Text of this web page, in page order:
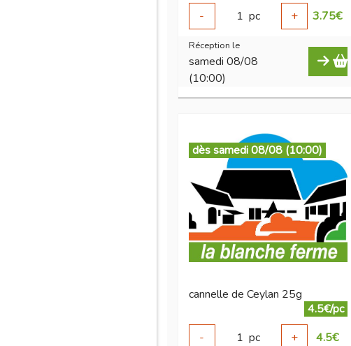
-
1 pc + 3.75€
Réception le
samedi 08/08
(10:00)
dès samedi 08/08 (10:00)
cannelle de Ceylan 25g
4.5€/pc
-
1 pc + 4.5€